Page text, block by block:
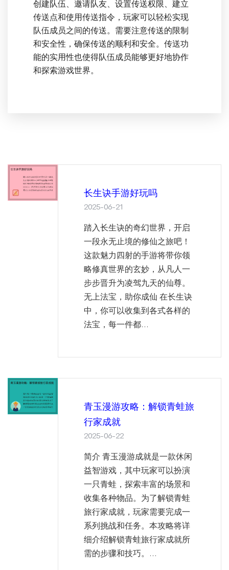
创建队伍、邀请队友、设置传送权限、建立
传送点和使用传送指令，玩家可以轻松实现
队伍成员之间的传送。需要注意传送的限制
和安全性，确保传送的顺利和安全。传送功
能的实用性也使得队伍成员能够更好地协作
和探索游戏世界。
长生诀手游好玩吗
2025-06-21
踏入长生诀的奇幻世界，开启
一段永无止境的修仙之旅吧！
这款魅力四射的手游将带你领
略修真世界的玄妙，从凡人一
步步晋升为凌驾九天的仙尊。
无上法宝，助你成仙 在长生诀
中，你可以收集到各式各样的
法宝，每一件都...
青玉漫游攻略：解锁青蛙旅
行家成就
2025-06-22
简介 青玉漫游成就是一款休闲
益智游戏，其中玩家可以扮演
一只青蛙，探索丰富的场景和
收集各种物品。为了解锁青蛙
旅行家成就，玩家需要完成一
系列挑战和任务。本攻略将详
细介绍解锁青蛙旅行家成就所
需的步骤和技巧。...